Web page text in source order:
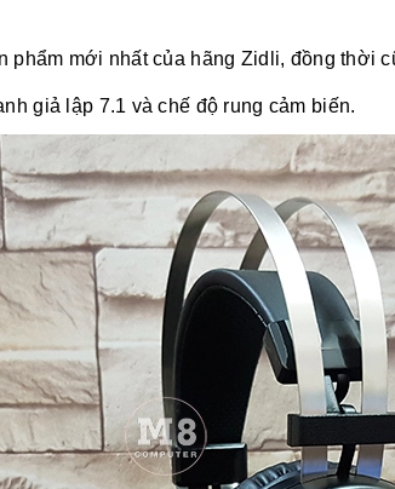
phẩm mới nhất của hãng Zidli, đồng thời
giả lập 7.1 và chế độ rung cảm biến.